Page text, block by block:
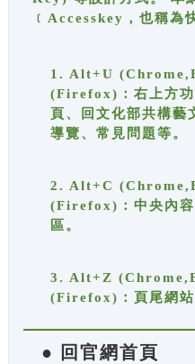
﹝Accesskey，也稱為
1. Alt+U
(Firefox)：右上方功
頁、回文化部共構藝
導覽、常見問題等。
2. Alt+C
(Firefox)：中央內容
區。
3. Alt+Z
(Firefox)：頁尾網站
● 回官網首頁